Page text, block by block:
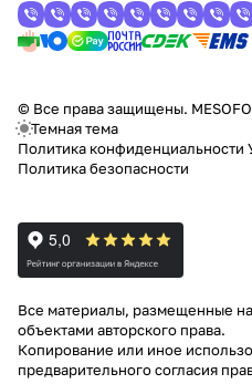
© Все права защищены.
Темная тема
Политика конфиденциальности
Политика безопасности
Все материалы, размещенные
объектами авторского права.
Копирование или иное
предварительного согласия